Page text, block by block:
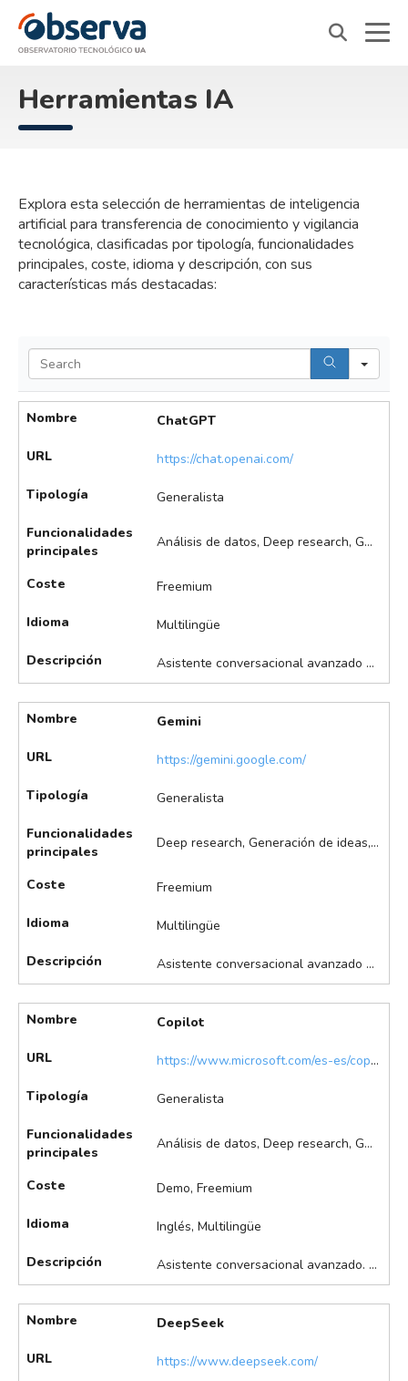
Herramientas IA
Explora esta selección de herramientas de inteligencia
artificial para transferencia de conocimiento y vigilancia
tecnológica, clasificadas por tipología, funcionalidades
principales, coste, idioma y descripción, con sus
características más destacadas:
Nombre ChatGPT
URL https://chat.openai.com/
Tipología Generalista
Funcionalidades
principales
Análisis de datos, Deep research, Generación de ideas, Generación de imágenes, Generación de presentaciones, Redacción de documentos, Resumen de documentos, Traducción de documentos, Transcripciones
Coste Freemium
Idioma Multilingüe
Descripción Asistente conversacional avanzado para tareas de texto, análisis y automatización. Permite la generación y edición de texto, resúmenes, traducciones, automatización de tareas, análisis de datos, generación de informes y soporte de código, entre otras.
Nombre Gemini
URL https://gemini.google.com/
Tipología Generalista
Funcionalidades
principales
Deep research, Generación de ideas, Generación de imágenes, Redacción de documentos, Resumen de documentos, Traducción de documentos, Transcripciones
Coste Freemium
Idioma Multilingüe
Descripción Asistente conversacional avanzado para la generación, análisis y búsqueda de información. Permite la búsqueda y análisis de información en tiempo real, soporte para documentos y fuentes web, en algunas modalidades. También facilita la creación y difusión de información multimedia.
Nombre Copilot
URL https://www.microsoft.com/es-es/copilot
Tipología Generalista
Funcionalidades
principales
Análisis de datos, Deep research, Generación de ideas, Redacción de documentos, Resumen de documentos, Traducción de documentos, Transcripciones
Coste Demo, Freemium
Idioma Inglés, Multilingüe
Descripción Asistente conversacional avanzado. Permite la generación y edición de texto, análisis de documentos extensos, razonamiento lógico, resúmenes y automatización de tareas.
Nombre DeepSeek
URL https://www.deepseek.com/